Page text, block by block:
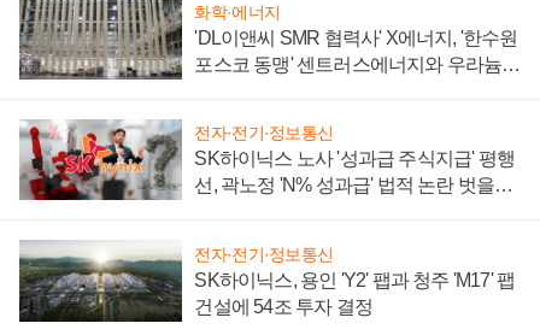
화학·에너지
'DL이앤씨 SMR 협력사' X에너지, '한수원
포스코 동맹' 센트러스에너지와 우라늄
전자·전기·정보통신
SK하이닉스 노사 '성과급 주식지급' 평행
선, 곽노정 'N% 성과급' 법적 논란 벗을지
전자·전기·정보통신
SK하이닉스, 용인 'Y2' 팹과 청주 'M17' 팹
건설에 54조 투자 결정